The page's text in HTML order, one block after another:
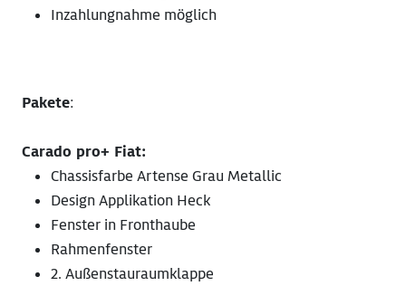
Inzahlungnahme möglich
Pakete:
Carado pro+ Fiat:
Chassisfarbe Artense Grau Metallic
Design Applikation Heck
Fenster in Fronthaube
Rahmenfenster
2. Außenstauraumklappe